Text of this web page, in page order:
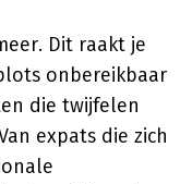
Dit raakt je
onbereikbaar
die twijfelen
expats die zich